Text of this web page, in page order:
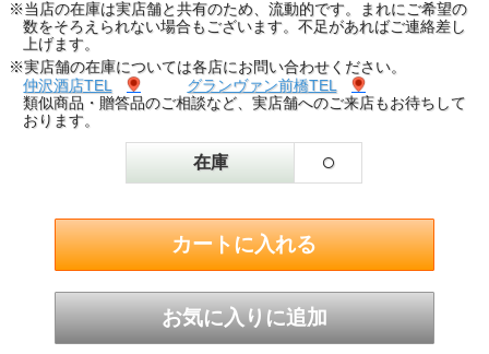
※当店の在庫は実店舗と共有のため、流動的です。まれにご希望の
数をそろえられない場合もございます。不足があればご連絡差し
上げます。
※実店舗の在庫については各店にお問い合わせください。
仲沢酒店TEL
グランヴァン前橋TEL
類似商品・贈答品のご相談など、実店舗へのご来店もお待ちして
おります。
在庫 ○